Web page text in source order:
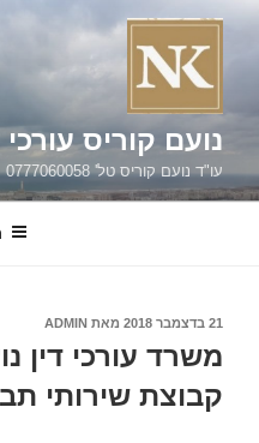
דילוג
נועם קוריס
עו"ד נועם קוריס טל' 0777060058
פורסם
21 בדצמבר 2018 מאת ADMIN
משרד עורכי דין
קבוצת שירותי